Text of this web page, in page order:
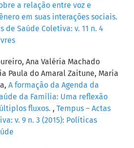
a relação entre voz e
em suas interações sociais.
de Saúde Coletiva: v. 11 n. 4
Ana Valéria Machado
Paula do Amaral Zaitune, Maria
A formação da Agenda da
da Família: Uma reflexão
fluxos. , Tempus – Actas
v. 9 n. 3 (2015): Políticas